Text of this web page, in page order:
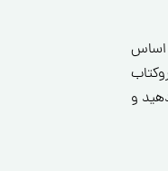
اساس
دهید و